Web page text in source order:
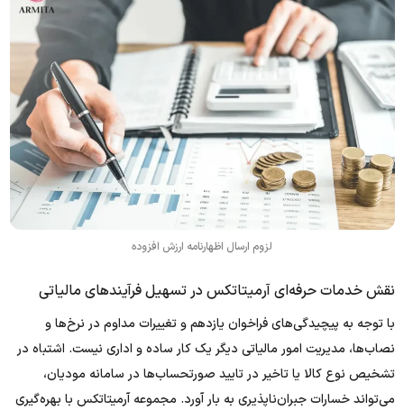
لزوم ارسال اظهارنامه ارزش افزوده
نقش خدمات حرفه‌ای آرمیتاتکس در تسهیل فرآیندهای مالیاتی
با توجه به پیچیدگی‌های فراخوان یازدهم و تغییرات مداوم در نرخ‌ها و
نصاب‌ها، مدیریت امور مالیاتی دیگر یک کار ساده و اداری نیست. اشتباه در
تشخیص نوع کالا یا تاخیر در تایید صورتحساب‌ها در سامانه مودیان،
می‌تواند خسارات جبران‌ناپذیری به بار آورد. مجموعه آرمیتاتکس با بهره‌گیری